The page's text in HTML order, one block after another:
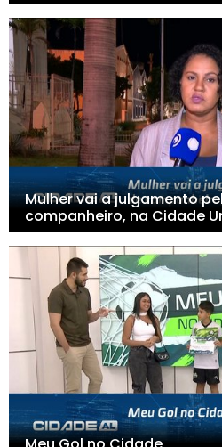
Mulher vai a julgamento
companheiro, na Cidade